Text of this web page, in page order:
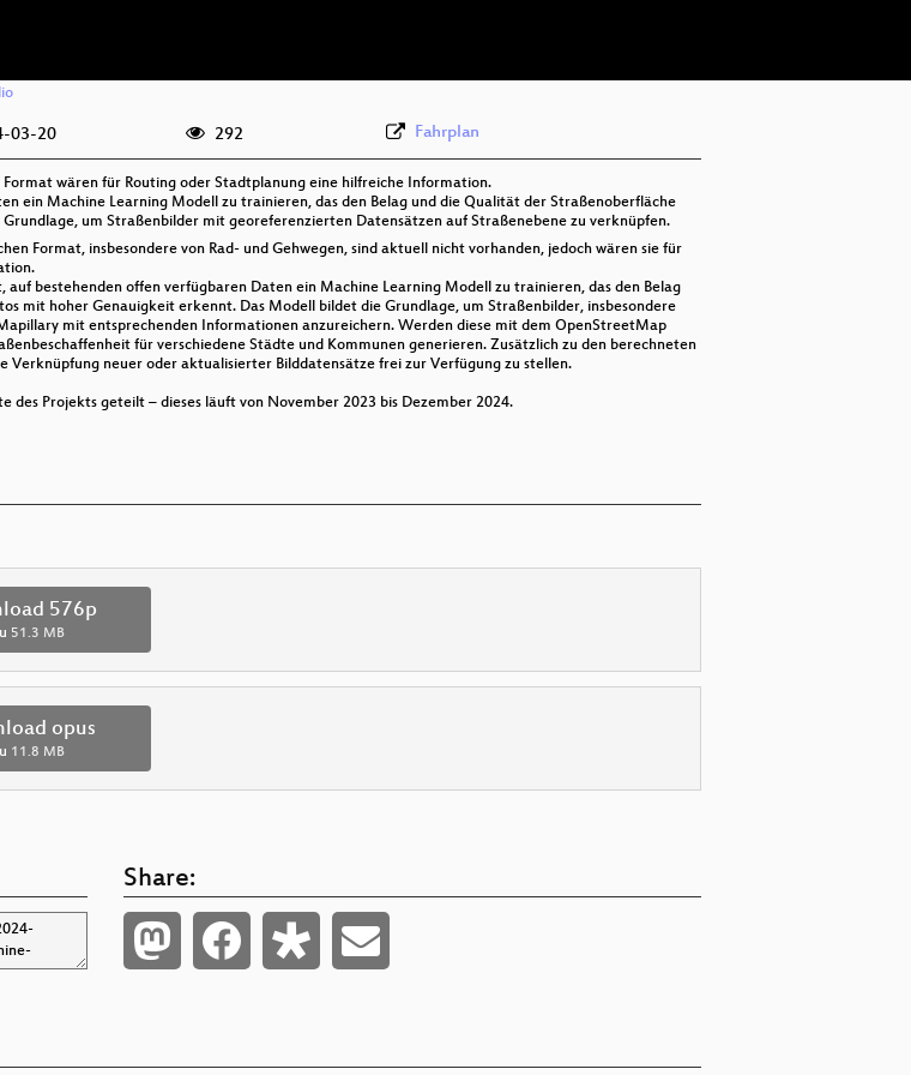
03-20 292 Fahrplan
wären für Routing oder Stadtplanung eine hilfreiche Information.
ein Machine Learning Modell zu trainieren, das den Belag und die Qualität der Straßenoberfläche
um Straßenbilder mit georeferenzierten Datensätzen auf Straßenebene zu verknüpfen.
Format, insbesondere von Rad- und Gehwegen, sind aktuell nicht vorhanden, jedoch wären sie für
auf bestehenden offen verfügbaren Daten ein Machine Learning Modell zu trainieren, das den Belag
mit hoher Genauigkeit erkennt. Das Modell bildet die Grundlage, um Straßenbilder, insbesondere
mit entsprechenden Informationen anzureichern. Werden diese mit dem OpenStreetMap
für verschiedene Städte und Kommunen generieren. Zusätzlich zu den berechneten
Verknüpfung neuer oder aktualisierter Bilddatensätze frei zur Verfügung zu stellen.
des Projekts geteilt – dieses läuft von November 2023 bis Dezember 2024.
576p
51.3 MB
opus
11.8 MB
Share: